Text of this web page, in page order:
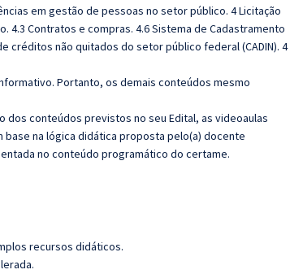
em gestão de pessoas no setor público. 4 Licitação
4.3 Contratos e compras. 4.6 Sistema de Cadastramento
créditos não quitados do setor público federal (CADIN). 4
Portanto, os demais conteúdos mesmo
dos conteúdos previstos no seu Edital, as videoaulas
na lógica didática proposta pelo(a) docente
no conteúdo programático do certame.
recursos didáticos.